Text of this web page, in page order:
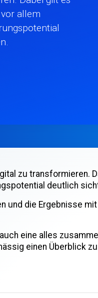
allem
zu transformieren.
deutlich
und die Ergebnisse
eine alles
einen Überblick